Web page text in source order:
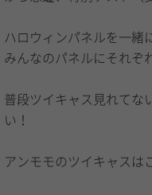
ハロウィンパネルを一緒
みんなのパネルにそれぞ
普段ツイキャス見れてな
い！
アンモモのツイキャス